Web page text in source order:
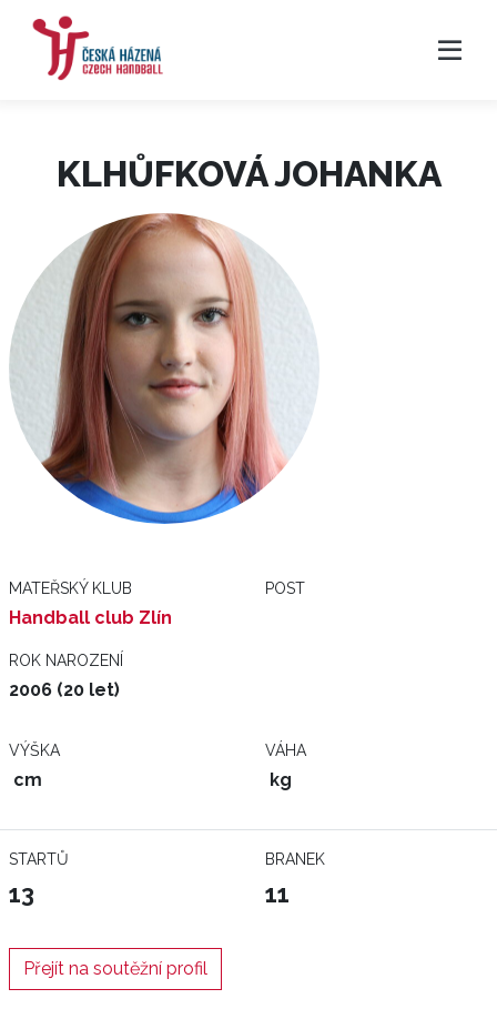
KLHŮFKOVÁ JOHANKA
MATEŘSKÝ KLUB
Handball club Zlín
POST
ROK NAROZENÍ
2006 (20 let)
VÝŠKA
cm
VÁHA
kg
STARTŮ
13
BRANEK
11
Přejít na soutěžní profil